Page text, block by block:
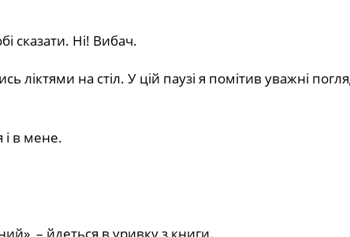
сказати. Ні! Вибач.
на стіл. У цій паузі я помітив уважні
і в мене.
– йдеться в уривку з книги.